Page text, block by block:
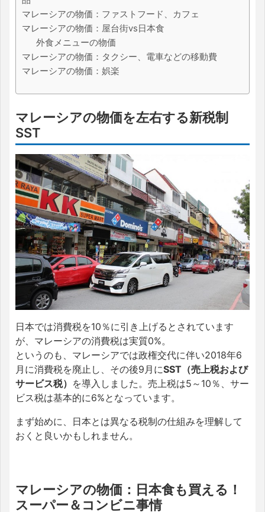
マレーシアの物価：ファストフード、カフェ
マレーシアの物価：屋台街vs日本食
外食メニューの物価
マレーシアの物価：タクシー、電車などの移動費
マレーシアの物価：娯楽
マレーシアの物価を左右する新税制
SST
日本では消費税を10％に引き上げるとされています
が、マレーシアの消費税は実質0%。
というのも、マレーシアでは政権交代に伴い2018年6
月に消費税を廃止し、その後9月にSST（売上税および
サービス税） を導入しました。売上税は5～10％、サー
ビス税は基本的に6%となっています。
まず始めに、日本とは異なる税制の仕組みを理解して
おくと良いかもしれません。
マレーシアの物価：日本食も買える！
スーパー＆コンビニ事情